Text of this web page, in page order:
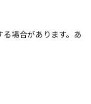
場合があります。あ